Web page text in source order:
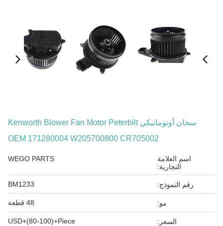
سخان أوتوماتيكي Kenworth Blower Fan Motor Peterbilt
OEM 171280004 W205700800 CR705002
اسم العلامة
التجارية:
WEGO PARTS
رقم النموذج: BM1233
مو: 48 قطعة
السعر: USD+(80-100)+Piece